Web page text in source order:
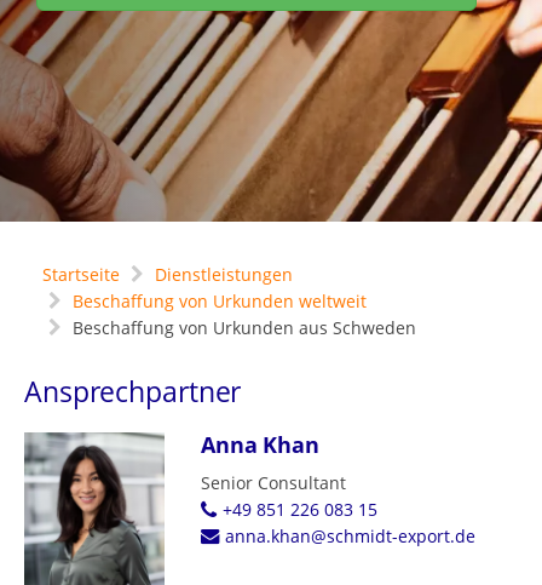
Startseite
Dienstleistungen
Beschaffung von Urkunden weltweit
Beschaffung von Urkunden aus Schweden
Ansprechpartner
Anna Khan
Senior Consultant
+49 851 226 083 15
anna.khan@schmidt-export.de